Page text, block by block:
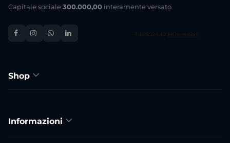
Capitale sociale 300.000,00 interamente versato
Shop
Informazioni